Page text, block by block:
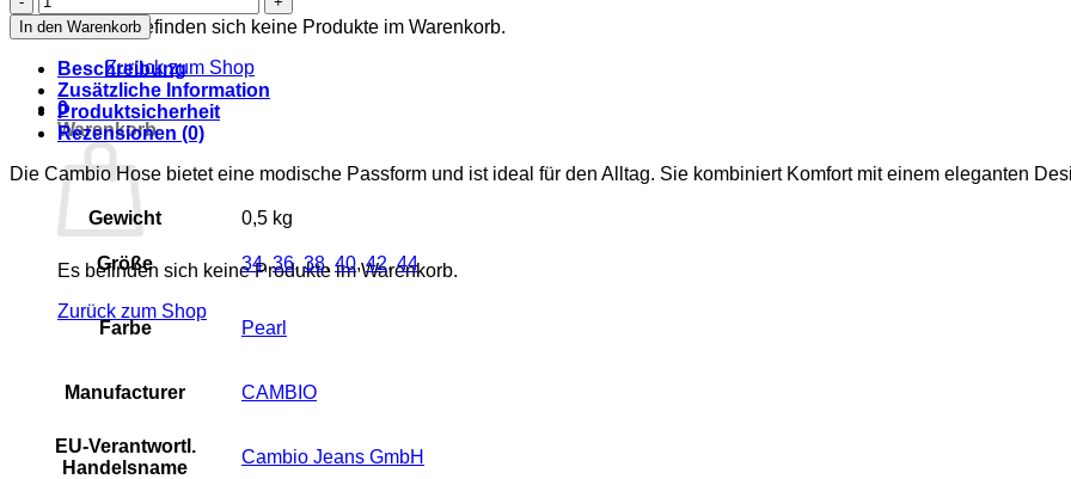
Es befinden sich keine Produkte im Warenkorb.
Zurück zum Shop
0
Warenkorb
Es befinden sich keine Produkte im Warenkorb.
Zurück zum Shop
Cambio
Hose
FARAH
FLAP
POCK
Menge
In den Warenkorb
Beschreibung
Zusätzliche Information
Produktsicherheit
Rezensionen (0)
Die Cambio Hose bietet eine modische Passform und ist ideal für den Alltag. Sie kombiniert Komfort mit einem eleganten
Gewicht 0,5 kg
Größe 34,36,38, 40,42,44
Farbe Pearl
Manufacturer CAMBIO
EU-Verantwortl.
Handelsname
Cambio Jeans GmbH